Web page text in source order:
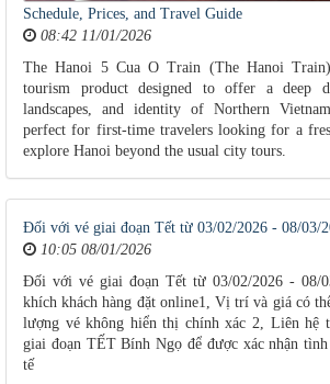
Schedule, Prices, and Travel Guide
08:42 11/01/2026
The Hanoi 5 Cua O Train (The Hanoi
tourism product designed to offer a deep
landscapes, and identity of Northern
perfect for first-time travelers looking for a
explore Hanoi beyond the usual city tours.
Đối với vé giai đoạn Tết từ 03/02/2026 - 08/03/
10:05 08/01/2026
Đối với vé giai đoạn Tết từ 03/02/2026 - 08/
khích khách hàng đặt online1, Vị trí và giá có
lượng vé không hiển thị chính xác 2, Liên hệ
giai đoạn TẾT Bính Ngọ để được xác nhận
tế